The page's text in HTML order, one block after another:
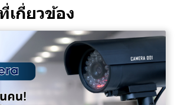
เกี่ยวข้อง